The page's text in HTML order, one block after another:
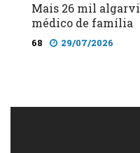
Mais 26 mil
médico de família
68 29/07/2026